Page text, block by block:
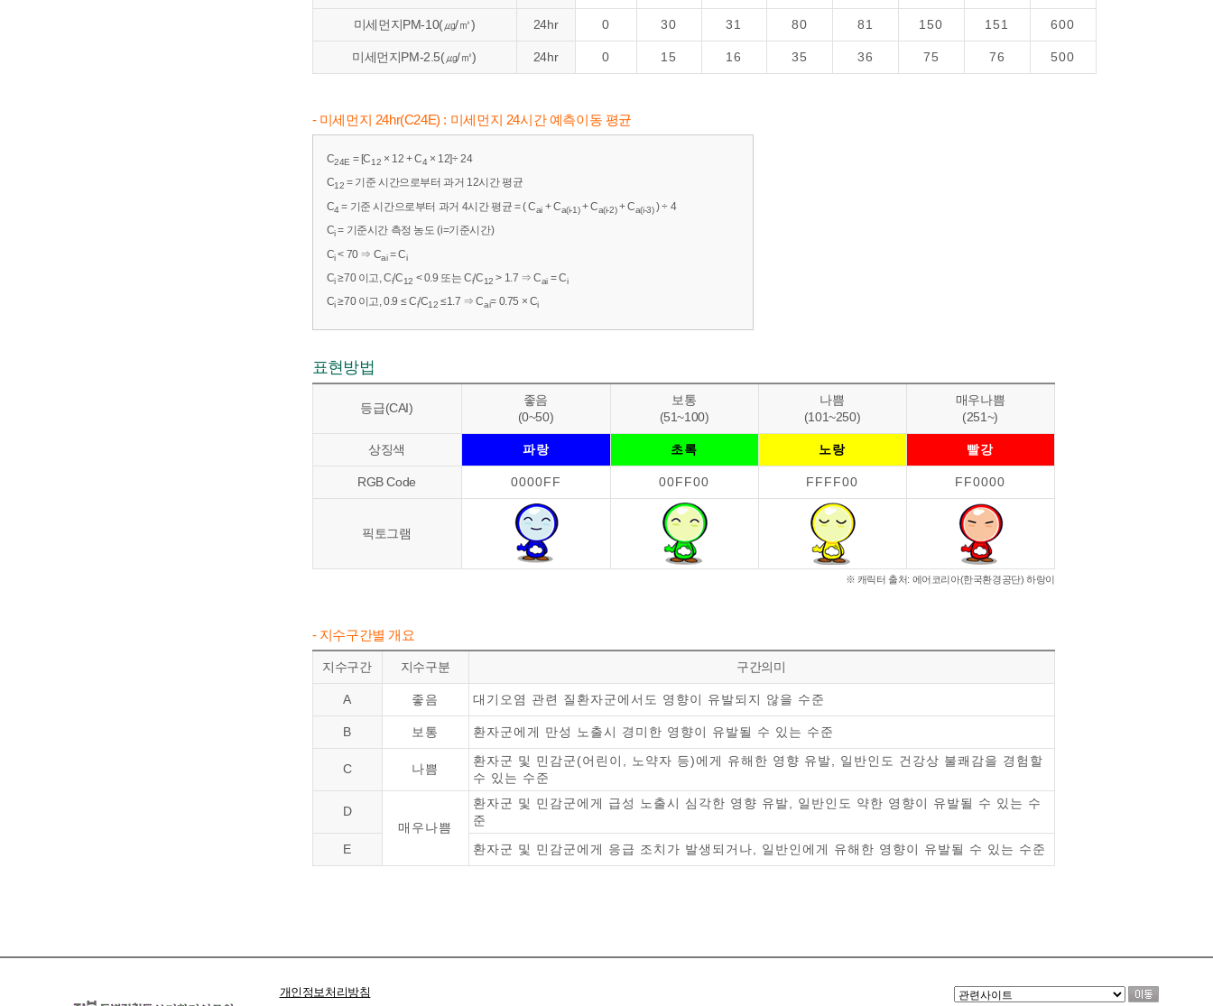
미세먼지PM-10(㎍/㎥) 24hr 0 30 31 80 81 150 151 600
미세먼지PM-2.5(㎍/㎥) 24hr 0 15 16 35 36 75 76 500
- 미세먼지 24hr(C24E) : 미세먼지 24시간 예측이동 평균
C24E = [C12 × 12 + C4 × 12]÷ 24
C12 = 기준 시간으로부터 과거 12시간 평균
C4 = 기준 시간으로부터 과거 4시간 평균 = ( Cai + Ca(i-1)+ Ca(i-2)+ Ca(i-3)) ÷ 4
Ci= 기준시간 측정 농도 (i=기준시간)
Ci< 70 ⇒ Cai= Ci
Ci≥70 이고, Ci/C12 < 0.9 또는 Ci/C12 > 1.7 ⇒ Cai = Ci
Ci≥70 이고, 0.9 ≤ Ci/C12 ≤1.7 ⇒ Cai= 0.75 × Ci
표현방법
등급(CAI)
좋음
(0~50)
보통
(51~100)
나쁨
(101~250)
매우나쁨
(251~)
상징색 파랑 초록 노랑 빨강
RGB Code 0000FF 00FF00 FFFF00 FF0000
픽토그램
※ 캐릭터 출처: 에어코리아(한국환경공단) 하랑이
- 지수구간별 개요
지수구간 지수구분 구간의미
A 좋음 대기오염 관련 질환자군에서도 영향이 유발되지 않을 수준
B 보통 환자군에게 만성 노출시 경미한 영향이 유발될 수 있는 수준
C 나쁨
환자군 및 민감군(어린이, 노약자 등)에게 유해한 영향 유발, 일반인도 건강상 불쾌감을 경험할
수 있는 수준
D
매우나쁨
환자군 및 민감군에게 급성 노출시 심각한 영향 유발, 일반인도 약한 영향이 유발될 수 있는 수
준
E
환자군 및 민감군에게 응급 조치가 발생되거나, 일반인에게 유해한 영향이 유발될 수 있는 수준
개인정보처리방침